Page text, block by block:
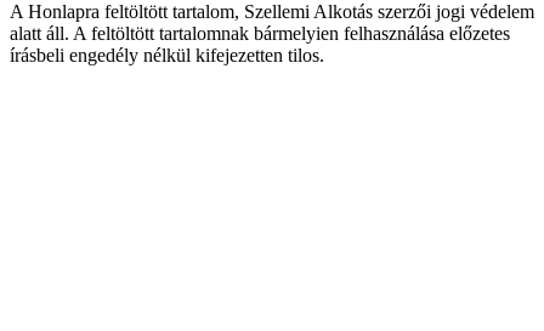
A Honlapra feltöltött tartalom, Szellemi Alkotás szerzői jogi védelem
alatt áll. A feltöltött tartalomnak bármelyien felhasználása előzetes
írásbeli engedély nélkül kifejezetten tilos.